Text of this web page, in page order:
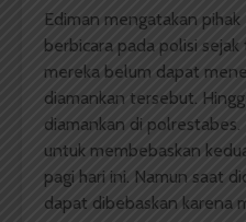
Ediman mengatakan
berbicara pada polisi
mereka belum dapat
diamankan tersebut.
diamankan di polrestabes.
untuk membebaskan
pagi hari ini. Namun saat
dapat dibebaskan karena